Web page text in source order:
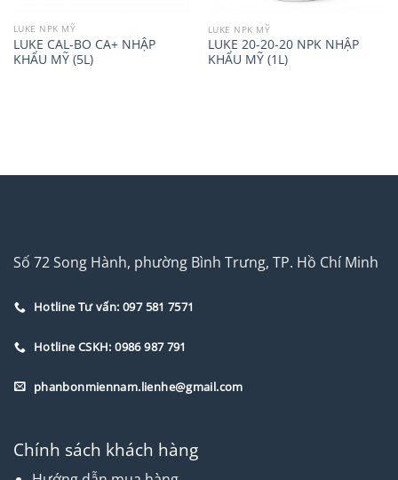
LUKE NPK MỸ
LUKE CAL-BO CA+ NHẬP
KHẨU MỸ (5L)
LUKE NPK MỸ
LUKE 20-20-20 NPK NHẬP
KHẨU MỸ (1L)
Số 72 Song Hành, phường Bình Trưng, TP. Hồ Chí Minh
Hotline Tư vấn: 097 581 7571
Hotline CSKH: 0986 987 791
phanbonmiennam.lienhe@gmail.com
Chính sách khách hàng